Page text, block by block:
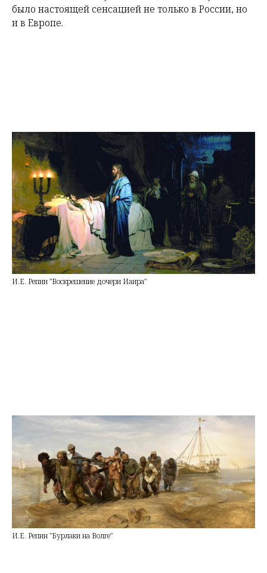
было настоящей сенсацией не только в России, но
и в Европе.
И.Е. Репин "Воскрешение дочери Иаира"
И.Е. Репин "Бурлаки на Волге"